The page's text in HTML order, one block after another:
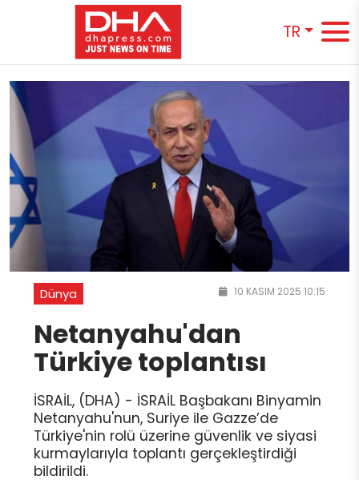
TR
Dünya 10 KASIM 2025 10:15
Netanyahu'dan
Türkiye toplantısı
İSRAİL, (DHA) - İSRAİL Başbakanı Binyamin
Netanyahu'nun, Suriye ile Gazze’de
Türkiye'nin rolü üzerine güvenlik ve siyasi
kurmaylarıyla toplantı gerçekleştirdiği
bildirildi.